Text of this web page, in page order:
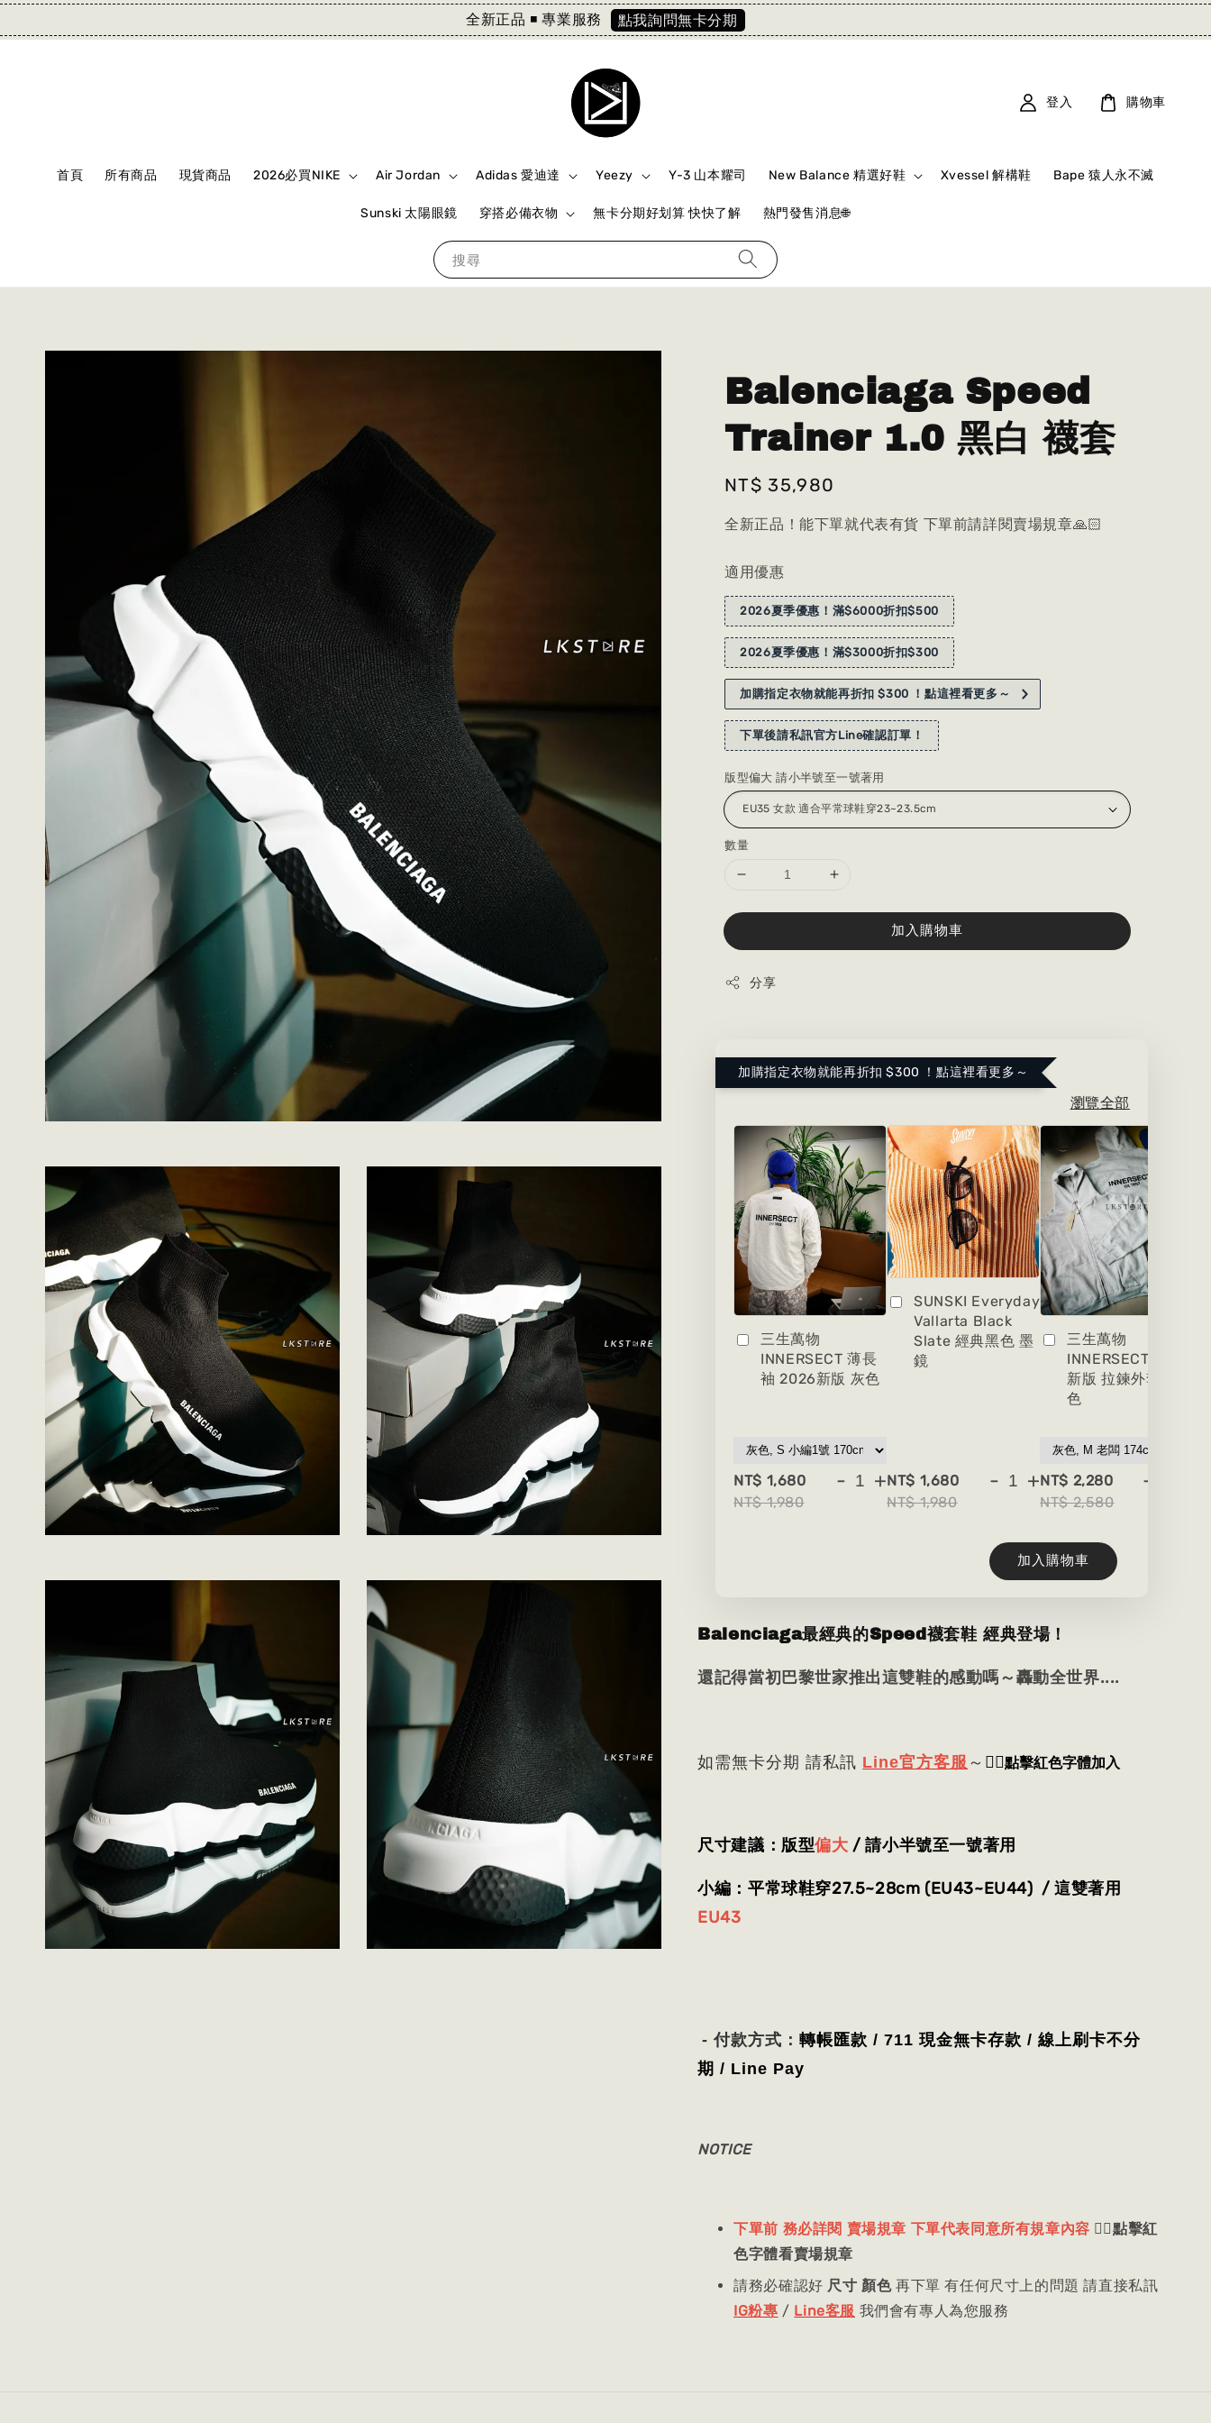
全新正品 ◾️ 專業服務 點我詢問無卡分期
搜尋
首頁 所有商品 現貨商品 2026必買NIKE Air Jordan Adidas 愛迪達 Yeezy Y-3 山本耀司 New Balance 精選好鞋 Xvessel 解構鞋 Bape 猿人永不滅
Sunski 太陽眼鏡 穿搭必備衣物 無卡分期好划算 快快了解 熱門發售消息🌐
登入 購物車
Balenciaga Speed
Trainer 1.0 黑白 襪套
Regular
price
NT$ 35,980
全新正品！能下單就代表有貨 下單前請詳閱賣場規章🙏🏻
適用優惠
2026夏季優惠！滿$6000折扣$500
2026夏季優惠！滿$3000折扣$300
加購指定衣物就能再折扣 $300 ！點這裡看更多～
下單後請私訊官方Line確認訂單！
版型偏大 請小半號至一號著用
數量
加入購物車
分享
加購指定衣物就能再折扣 $300 ！點這裡看更多～
瀏覽全部
三生萬物
INNERSECT 薄長
袖 2026新版 灰色
NT$ 1,680
NT$ 1,980
- +
SUNSKI Everyday
Vallarta Black
Slate 經典黑色 墨
鏡
NT$ 1,680
NT$ 1,980
- +
三生萬物
INNERSECT 2026
新版 拉鍊外套 灰
色
NT$ 2,280
NT$ 2,580
-
加入購物車
Balenciaga最經典的Speed襪套鞋 經典登場！
還記得當初巴黎世家推出這雙鞋的感動嗎～轟動全世界....
如需無卡分期 請私訊 Line官方客服 ～ 👈🏻點擊紅色字體加入
尺寸建議：版型偏大 / 請小半號至一號著用
小編：平常球鞋穿27.5~28cm (EU43~EU44) / 這雙著用
EU43
- 付款方式：轉帳匯款 / 711 現金無卡存款 / 線上刷卡不分
期 / Line Pay
NOTICE
下單前 務必詳閱 賣場規章 下單代表同意所有規章內容 👈🏻點擊紅
色字體看賣場規章
請務必確認好 尺寸 顏色再下單 有任何尺寸上的問題 請直接私訊
IG粉專 / Line客服 我們會有專人為您服務